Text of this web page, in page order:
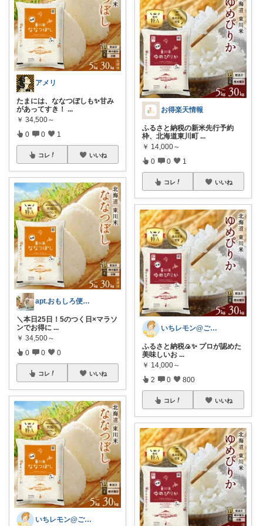
アメリ
たまには、ななつぼしも✨甘み
があってすき！ ...
￥ 34,500～
0 0 1
コレ いいね
apt.おもしろ便利グッズ推し主婦
＼本日25日！5のつく日×マラソ
ンでお得に ...
￥ 34,500～
0 0 0
コレ いいね
いちレモン@ご購入感謝です🍋✨️
お得楽天情報
ふるさと納税の新米先行予約
枠、北海道東川町 ...
￥ 14,000～
0 0 1
コレ いいね
いちレモン@ご購入感謝です🍋✨️
ふるさと納税🍙✨️ プロが認めた
美味しいお ...
￥ 14,000～
2 0 800
コレ いいね